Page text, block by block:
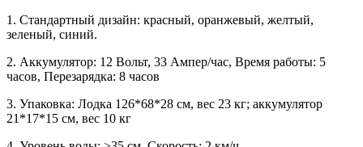
1. Стандартный дизайн: красный, оранжевый, желтый,
зеленый, синий.
2. Аккумулятор: 12 Вольт, 33 Ампер/час, Время работы: 5
часов, Перезарядка: 8 часов
3. Упаковка: Лодка 126*68*28 см, вес 23 кг; аккумулятор
21*17*15 см, вес 10 кг